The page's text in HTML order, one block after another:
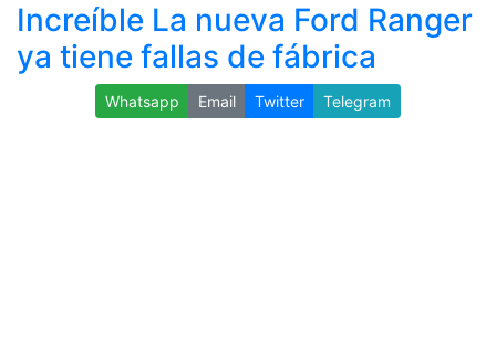
Increíble La nueva Ford Ranger
ya tiene fallas de fábrica
Whatsapp Email Twitter Telegram